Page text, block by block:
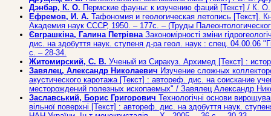
Дэнбар, К. О. Пермские фауны: к изучению фаций [Текст] / К.
Ефремов, И. А. Тафономия и геологическая летопись
Академия наук СССР, 1950. – 177с. – (Труды
Євграшкіна, Галина ПетрівнаЗакономірності зміни
дис. на здобуття наук. ступеня д-ра геол. наук : спец. 04.00.06
с. – 28-34.
Житомирский, С. В. Ученый из Сиракуз. Архимед [Текст] :
Завялец, Александр Николаевич Изучение сложных
акустического каротажа [Текст] : автореф. дис. на соискание
месторождений полезных ископаемых" / Завялец Александр
Заславський, Борис Григорович Технологічні основи
вільної поверхні [Текст] : автореф. дис. на здобуття наук.